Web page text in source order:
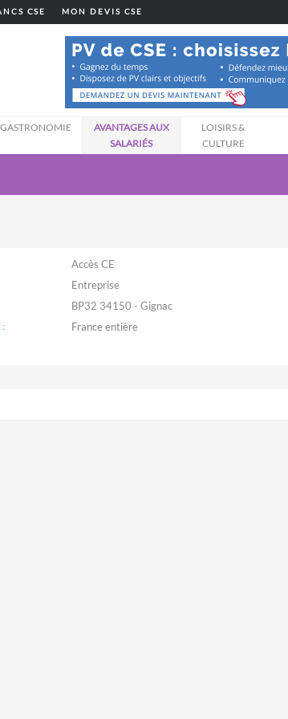
CSE MON DEVIS CSE
GASTRONOMIE
AVANTAGES AUX
SALARIÉS
LOISIRS &
CULTURE
Accès CE
Entreprise
BP32 34150 - Gignac
: